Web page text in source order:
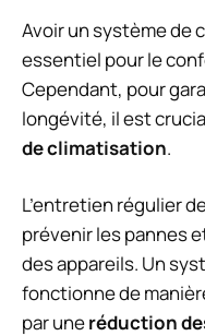
Avoir un système de
essentiel pour le
Cependant, pour
longévité, il est
de climatisation.
L’entretien régulier
prévenir les pannes
des appareils. Un
fonctionne de
par uneréduction